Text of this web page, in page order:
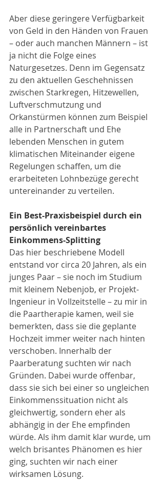
Aber diese geringere Verfügbarkeit
von Geld in den Händen von Frauen
– oder auch manchen Männern – ist
ja nicht die Folge eines
Naturgesetzes. Denn im Gegensatz
zu den aktuellen Geschehnissen
zwischen Starkregen, Hitzewellen,
Luftverschmutzung und
Orkanstürmen können zum Beispiel
alle in Partnerschaft und Ehe
lebenden Menschen in gutem
klimatischen Miteinander eigene
Regelungen schaffen, um die
erarbeiteten Lohnbezüge gerecht
untereinander zu verteilen.
Ein Best-Praxisbeispiel durch ein
persönlich vereinbartes
Einkommens-Splitting
Das hier beschriebene Modell
entstand vor circa 20 Jahren, als ein
junges Paar – sie noch im Studium
mit kleinem Nebenjob, er Projekt-
Ingenieur in Vollzeitstelle – zu mir in
die Paartherapie kamen, weil sie
bemerkten, dass sie die geplante
Hochzeit immer weiter nach hinten
verschoben. Innerhalb der
Paarberatung suchten wir nach
Gründen. Dabei wurde offenbar,
dass sie sich bei einer so ungleichen
Einkommenssituation nicht als
gleichwertig, sondern eher als
abhängig in der Ehe empfinden
würde. Als ihm damit klar wurde, um
welch brisantes Phänomen es hier
ging, suchten wir nach einer
wirksamen Lösung.